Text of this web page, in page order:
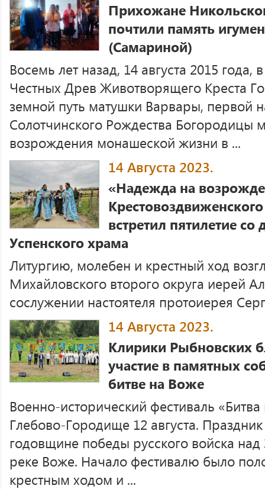
Прихожане
почтили память
(Самариной)
Восемь лет назад, 14 августа 2015 года,
Честных Древ Животворящего Креста
земной путь матушки Варвары, первой
Солотчинского Рождества Богородицы
возрождения монашеской жизни в ...
14 Августа 2023.
«Надежда на
встретил пятилетие
Успенского храма
Литургию, молебен и крестный ход
Михайловского второго округа иерей
сослужении настоятеля протоиерея
14 Августа 2023.
Клирики Рыбновских
участие в памятных
битве на Воже
Военно-исторический фестиваль
Глебово-Городище 12 августа.
годовщине победы русского войска
реке Воже. Начало фестивалю было
крестным ходом и ...